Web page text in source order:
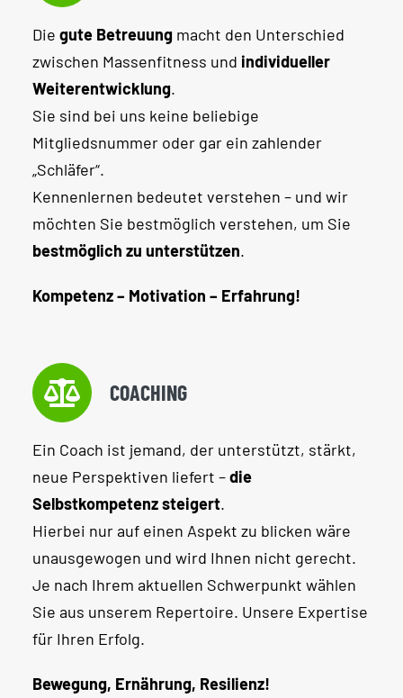
Die gute Betreuungmacht den Unterschied
zwischen Massenfitness und individueller
Weiterentwicklung.
Sie sind bei uns keine beliebige
Mitgliedsnummer oder gar ein zahlender
„Schläfer“.
Kennenlernen bedeutet verstehen – und wir
möchten Sie bestmöglich verstehen, um Sie
bestmöglich zu unterstützen.
Kompetenz – Motivation – Erfahrung!
COACHING
Ein Coach ist jemand, der unterstützt, stärkt,
neue Perspektiven liefert –die
Selbstkompetenz steigert.
Hierbei nur auf einen Aspekt zu blicken wäre
unausgewogen und wird Ihnen nicht gerecht.
Je nach Ihrem aktuellen Schwerpunkt wählen
Sie aus unserem Repertoire. Unsere Expertise
für Ihren Erfolg.
Bewegung, Ernährung, Resilienz!